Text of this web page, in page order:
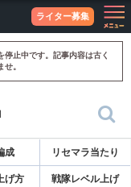
ライター募集
止中です。記事内容は古く
。
成 リセマラ当たり
げ方 戦隊レベル上げ